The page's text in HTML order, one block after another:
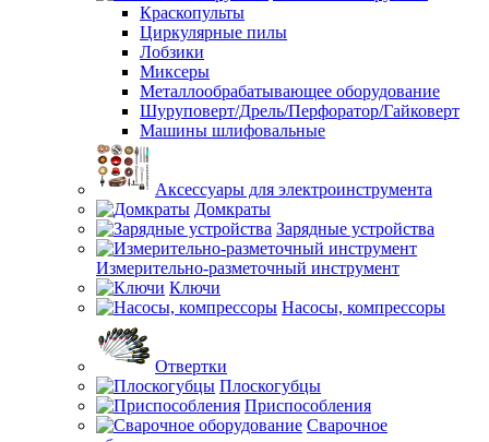
Краскопульты
Циркулярные пилы
Лобзики
Миксеры
Металлообрабатывающее оборудование
Шуруповерт/Дрель/Перфоратор/Гайковерт
Машины шлифовальные
Аксессуары для электроинструмента
Домкраты
Зарядные устройства
Измерительно-разметочный инструмент
Ключи
Насосы, компрессоры
Отвертки
Плоскогубцы
Приспособления
Сварочное